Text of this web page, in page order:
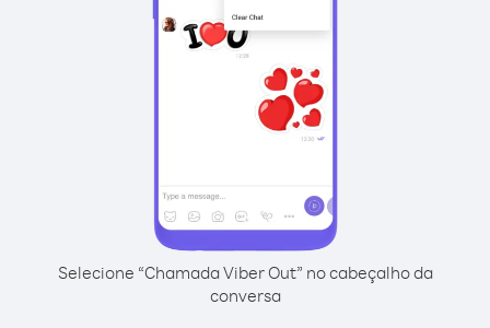
Selecione “Chamada Viber Out” no cabeçalho da
conversa